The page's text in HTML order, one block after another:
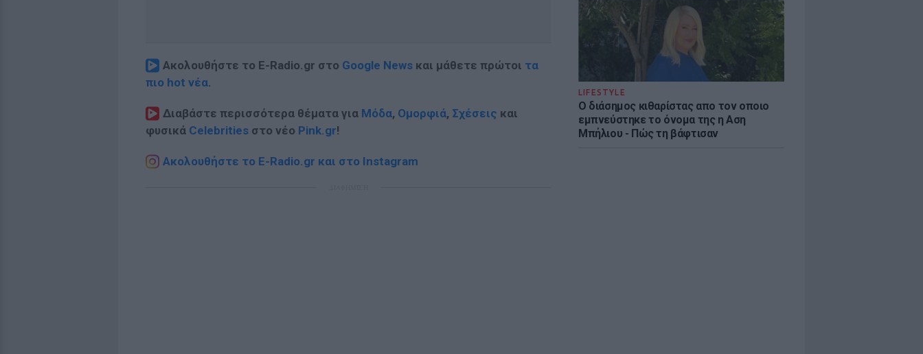
LIFESTYLE
Ο διάσημος κιθαρίστας απο τον οποιο
εμπνεύστηκε το όνομα της η Αση
Μπήλιου - Πώς τη βάφτισαν
Ακολουθήστε το E-Radio.gr στο Google News και μάθετε πρώτοι τα
πιο hot νέα.
Διαβάστε περισσότερα θέματα για Μόδα, Ομορφιά, Σχέσεις και
φυσικά Celebrities στο νέο Pink.gr!
Ακολουθήστε το E-Radio.gr και στο Instagram